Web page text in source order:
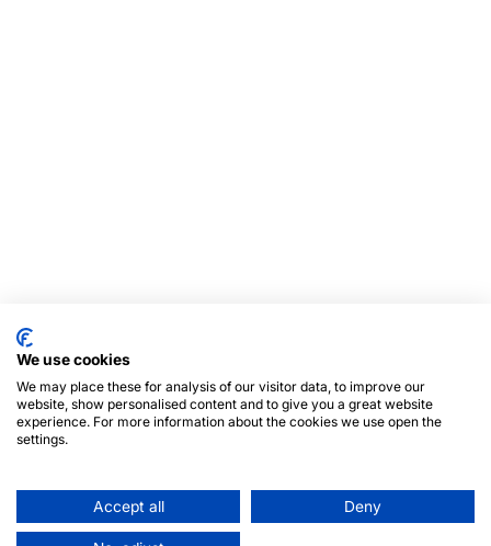
We use cookies
We may place these for analysis of our visitor data, to improve our
website, show personalised content and to give you a great website
experience. For more information about the cookies we use open the
settings.
Accept all Deny